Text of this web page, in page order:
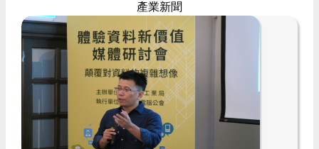
產業新聞